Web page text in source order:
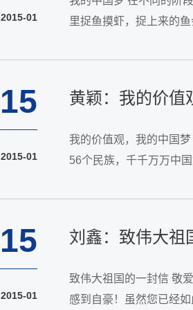
2015-01
里捉鱼摸虾，捉上来的
15
2015-01
黄颖：我的价值
我的价值观，我的中国梦 中国梦是石，敲出星星之火；中国梦是火，点燃希望的灯；中国梦是灯，照亮前行的路；中国梦是路，引领中国人走向富强。价值观如珍珠，一颗缀连着一颗，
56个民族，千千万万中
15
2015-01
刘鑫：致伟大祖
致伟大祖国的一封信 敬
感到自豪！虽然您已经